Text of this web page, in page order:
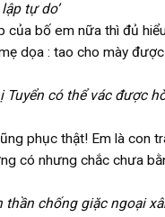
tự do’
bố em nữa thì đủ
dọa : tao cho mày
có thể vác được
phục thật! Em là con
có nhưng chắc chưa
chống giặc ngoại